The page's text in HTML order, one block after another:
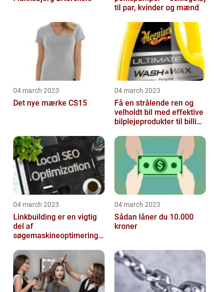
til par, kvinder og mænd
04 march 2023
Det nye mærke CS15
04 march 2023
Få en strålende ren og
velholdt bil med effektive
bilplejeprodukter til billige
04 march 2023
Linkbuilding er en vigtig
del af
søgemaskineoptimeringe
04 march 2023
Sådan låner du 10.000
kroner